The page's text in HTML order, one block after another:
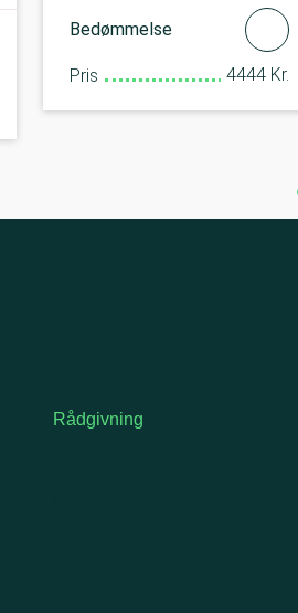
Bedømmelse
Pris 4444 Kr.
Rådgivning